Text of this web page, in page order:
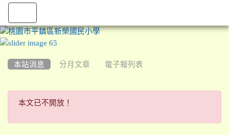
本站消息 分月文章 電子報列表
本文已不開放！
本文已不開放！